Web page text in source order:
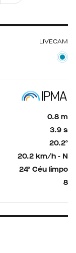
LIVECAM
0.8 m
3.9 s
20.2º
20.2 km/h - N
24º Céu limpo
8